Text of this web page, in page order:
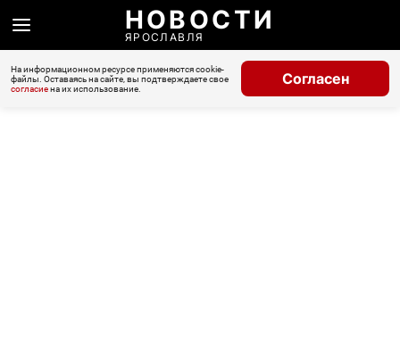
НОВОСТИ
ЯРОСЛАВЛЯ
На информационном ресурсе применяются cookie-
файлы. Оставаясь на сайте, вы подтверждаете свое
согласиена их использование.
Согласен